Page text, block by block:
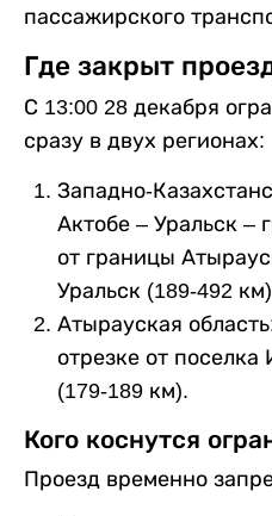
пассажирского
Где закрыт
С 13:00 28 декабря
сразу в двух регионах:
Западно-
Актобе – Уральск –
от границы
Уральск (189-492
Атырауская
отрезке от
(179-189 км).
Кого коснутся
Проезд временно